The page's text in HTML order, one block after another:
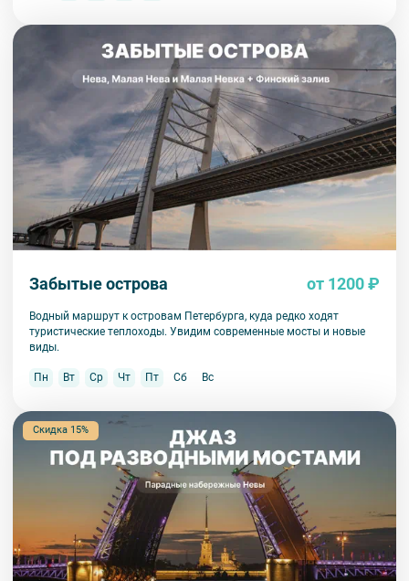
Забытые острова от 1200 ₽
Водный маршрут к островам Петербурга, куда редко ходят
туристические теплоходы. Увидим современные мосты и новые
виды.
Пн Вт Ср Чт Пт Сб Вс
Скидка 15%